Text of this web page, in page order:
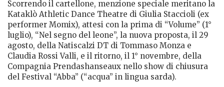
Scorrendo il cartellone, menzione speciale meritano la
Kataklò Athletic Dance Theatre di Giulia Staccioli (ex
performer Momix), attesi con la prima di “Volume” (1°
luglio), “Nel segno del leone”, la nuova proposta, il 29
agosto, della Natiscalzi DT di Tommaso Monza e
Claudia Rossi Valli, e il ritorno, il 1° novembre, della
Compagnia Prendashanseaux nello show di chiusura
del Festival “Abba” (“acqua” in lingua sarda).